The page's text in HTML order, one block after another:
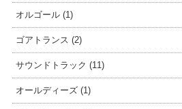
オルゴール (1)
ゴアトランス (2)
サウンドトラック (11)
オールディーズ (1)